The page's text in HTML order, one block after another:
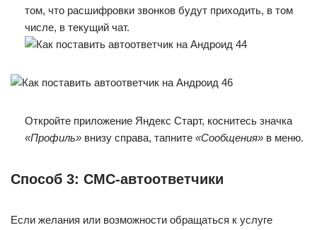
том, что расшифровки звонков будут приходить, в том
числе, в текущий чат.
Откройте приложение Яндекс Старт, коснитесь значка
«Профиль» внизу справа, тапните «Сообщения» в меню.
Способ 3: СМС-автоответчики
Если желания или возможности обращаться к услуге